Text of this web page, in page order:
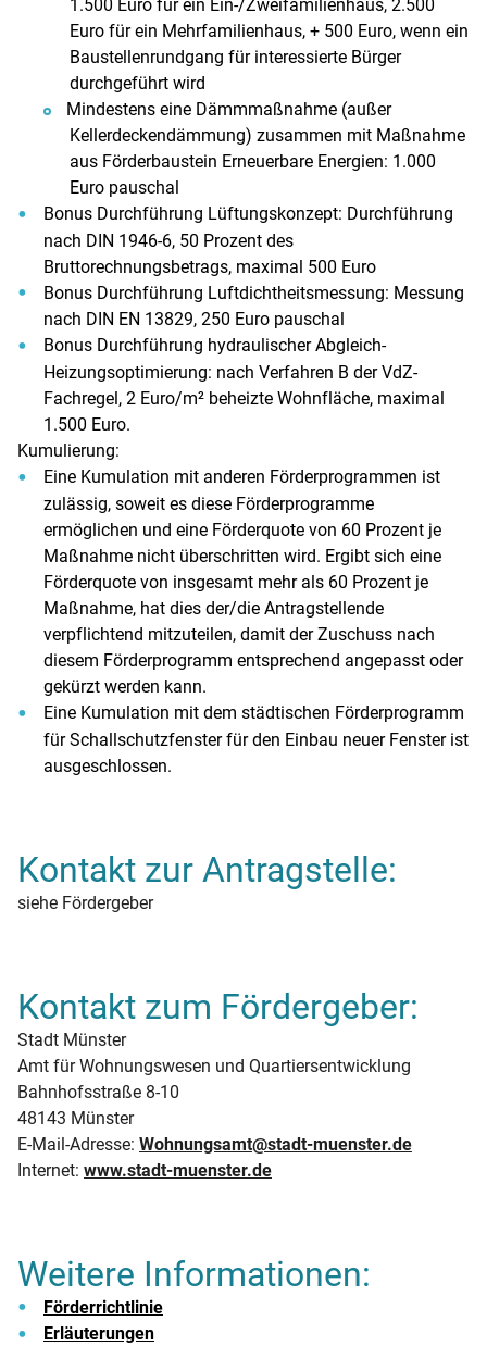
1.500 Euro für ein Ein-/Zweifamilienhaus, 2.500
Euro für ein Mehrfamilienhaus, + 500 Euro, wenn ein
Baustellenrundgang für interessierte Bürger
durchgeführt wird
Mindestens eine Dämmmaßnahme (außer
Kellerdeckendämmung) zusammen mit Maßnahme
aus Förderbaustein Erneuerbare Energien: 1.000
Euro pauschal
Bonus Durchführung Lüftungskonzept: Durchführung
nach DIN 1946-6, 50 Prozent des
Bruttorechnungsbetrags, maximal 500 Euro
Bonus Durchführung Luftdichtheitsmessung: Messung
nach DIN EN 13829, 250 Euro pauschal
Bonus Durchführung hydraulischer Abgleich-
Heizungsoptimierung: nach Verfahren B der VdZ-
Fachregel, 2 Euro/m² beheizte Wohnfläche, maximal
1.500 Euro.
Kumulierung:
Eine Kumulation mit anderen Förderprogrammen ist
zulässig, soweit es diese Förderprogramme
ermöglichen und eine Förderquote von 60 Prozent je
Maßnahme nicht überschritten wird. Ergibt sich eine
Förderquote von insgesamt mehr als 60 Prozent je
Maßnahme, hat dies der/die Antragstellende
verpflichtend mitzuteilen, damit der Zuschuss nach
diesem Förderprogramm entsprechend angepasst oder
gekürzt werden kann.
Eine Kumulation mit dem städtischen Förderprogramm
für Schallschutzfenster für den Einbau neuer Fenster ist
ausgeschlossen.
Kontakt zur Antragstelle:
siehe Fördergeber
Kontakt zum Fördergeber:
Stadt Münster
Amt für Wohnungswesen und Quartiersentwicklung
Bahnhofsstraße 8-10
48143 Münster
E-Mail-Adresse: Wohnungsamt@stadt-muenster.de
Internet: www.stadt-muenster.de
Weitere Informationen:
Förderrichtlinie
Erläuterungen